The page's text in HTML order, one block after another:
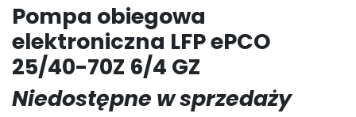
Pompa obiegowa
elektroniczna LFP ePCO
25/40-70Z 6/4 GZ
Niedostępne w sprzedaży